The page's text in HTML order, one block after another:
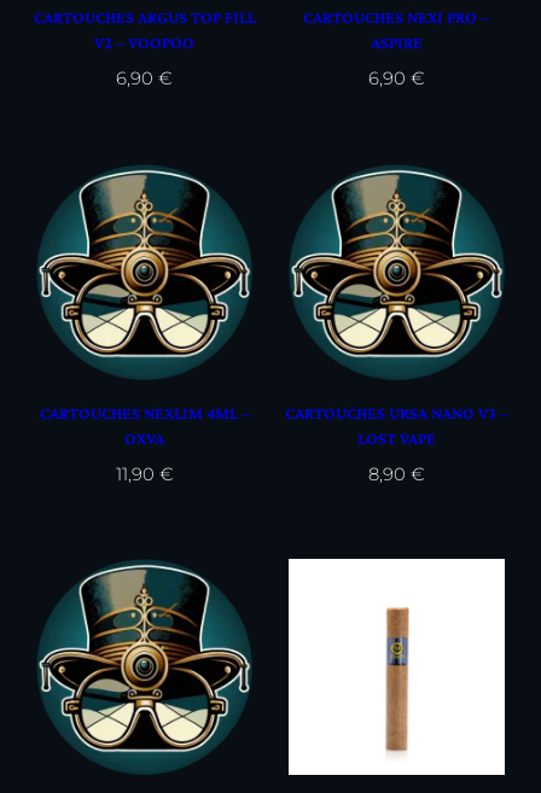
CARTOUCHES ARGUS TOP FILL
V2 – VOOPOO
6,90€
CARTOUCHES NEXI PRO –
ASPIRE
6,90 €
CARTOUCHES NEXLIM 4ML –
OXVA
11,90 €
CARTOUCHES URSA NANO V3 –
LOST VAPE
8,90 €